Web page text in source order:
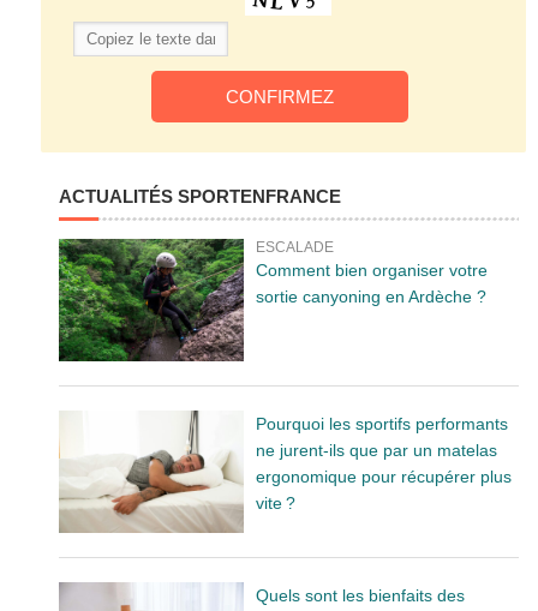
ACTUALITÉS SPORTENFRANCE
ESCALADE
Comment bien organiser votre
sortie canyoning en Ardèche ?
Pourquoi les sportifs performants
ne jurent-ils que par un matelas
ergonomique pour récupérer plus
vite ?
Quels sont les bienfaits des